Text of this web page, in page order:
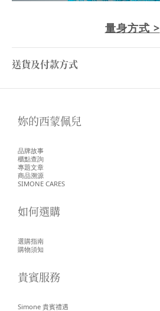
量身方式 >
送貨及付款方式
妳的西蒙佩兒
品牌故事
櫃點查詢
專題文章
商品溯源
SIMONE CARES
如何選購
選購指南
購物須知
貴賓服務
Simone 貴賓禮遇